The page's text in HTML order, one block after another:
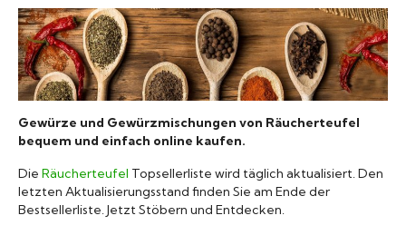
Gewürzgläser
Gewürzregal
Mörser
Gewürze und Gewürzmischungen von Räucherteufel
bequem und einfach online kaufen.
Die Räucherteufel Topsellerliste wird täglich aktualisiert. Den
letzten Aktualisierungsstand finden Sie am Ende der
Bestsellerliste. Jetzt Stöbern und Entdecken.